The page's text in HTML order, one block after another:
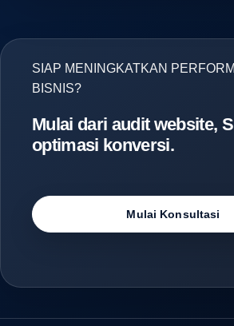
SIAP MENINGKATKAN
BISNIS?
Mulai dari audit website,
optimasi konversi.
Mulai Konsultasi